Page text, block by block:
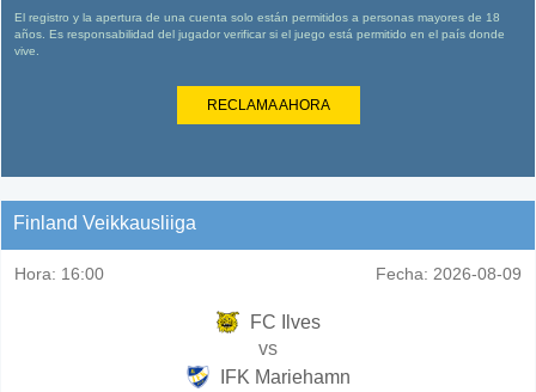
El registro y la apertura de una cuenta solo están permitidos a personas mayores de 18
años. Es responsabilidad del jugador verificar si el juego está permitido en el país donde
vive.
RECLAMA AHORA
Finland Veikkausliiga
Hora: 16:00 Fecha: 2026-08-09
FC Ilves
vs
IFK Mariehamn